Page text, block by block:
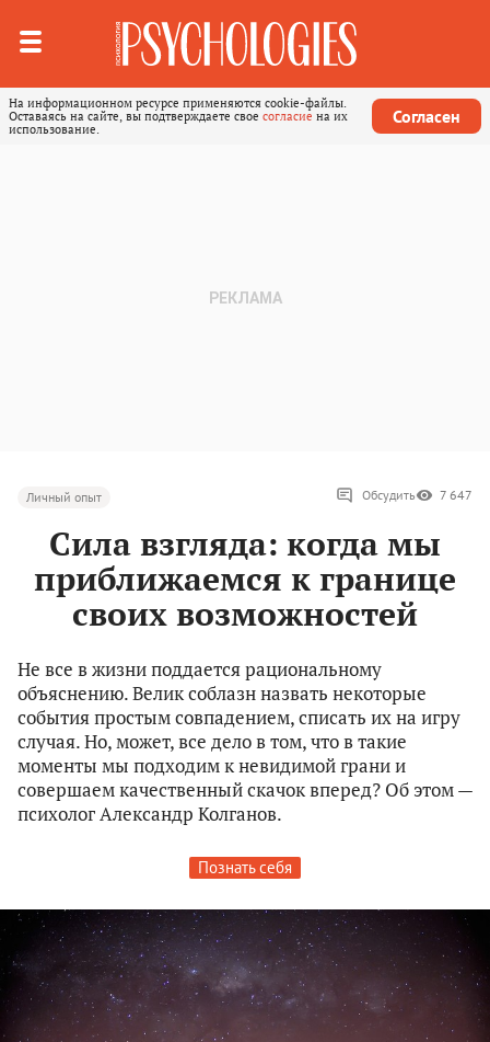
На информационном ресурсе применяются cookie-файлы.
Оставаясь на сайте, вы подтверждаете свое согласие на их
использование.
Согласен
Личный опыт Обсудить 7 647
Сила взгляда: когда мы
приближаемся к границе
своих возможностей
Не все в жизни поддается рациональному
объяснению. Велик соблазн назвать некоторые
события простым совпадением, списать их на игру
случая. Но, может, все дело в том, что в такие
моменты мы подходим к невидимой грани и
совершаем качественный скачок вперед? Об этом —
психолог Александр Колганов.
Познать себя